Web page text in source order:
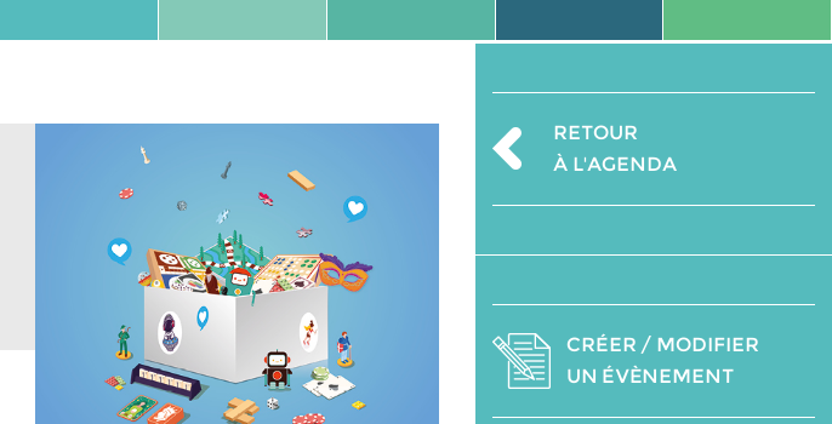
RETOUR
À L'AGENDA
CRÉER / MODIFIER
UN ÉVÈNEMENT